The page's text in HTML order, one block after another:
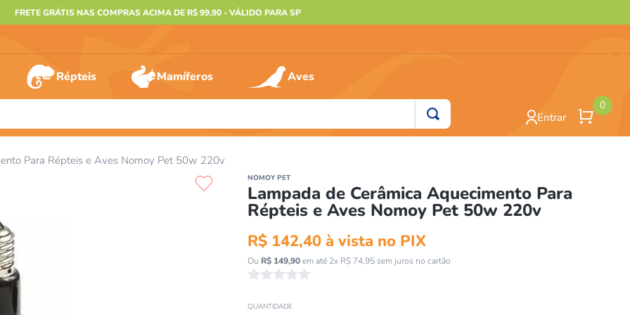
FRETE GRÁTIS NAS COMPRAS ACIMA DE R$ 99,90 - VÁLIDO PARA SP
Répteis Mamíferos Aves
Entrar
0
Para Répteis e Aves Nomoy Pet 50w 220v
NOMOY PET
Lampada de Cerâmica Aquecimento Para
Répteis e Aves Nomoy Pet 50w 220v
R$ 142,40 à vista no PIX
Ou R$ 149,90em até 2x R$ 74,95sem juros no cartão
☆☆☆☆☆
QUANTIDADE
furão
gaiolas bragança
jabuti
terrario
tartaruga